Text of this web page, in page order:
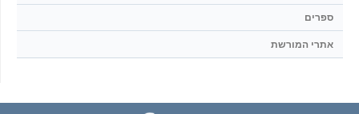
ספרים
אתרי המורשת